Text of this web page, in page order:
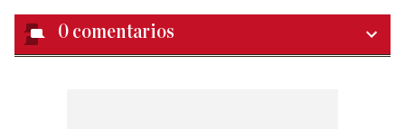
0 comentarios